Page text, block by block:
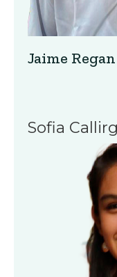
Jaime Regan
Sofia